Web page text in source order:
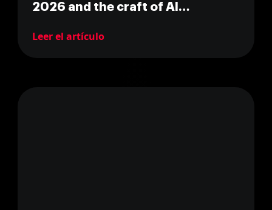
2026 and the craft of AI
Leer el artículo